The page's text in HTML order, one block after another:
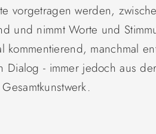
vorgetragen werden,
und nimmt Worte und
manchmal
Dialog - immer jedoch aus der